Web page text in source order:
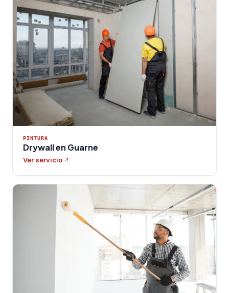
PINTURA
Drywall en Guarne
Ver servicio